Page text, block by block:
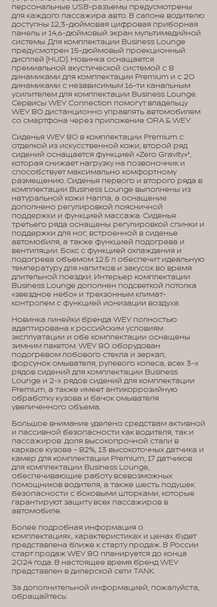
персональные USB-разъемы предусмотрены
для каждого пассажира авто. В салоне водителю
доступны 12,3-дюймовая цифровая приборная
панель и 14,6-дюймовый экран мультимедийной
системы. Для комплектации Business Lounge
предусмотрен 15-дюймовый проекционный
дисплей (HUD). Новинка оснащается
премиальной акустической системой с 8
динамиками для комплектации Premium и с 20
динамиками с независимым 16-ти канальным
усилителем для комплектации Business Lounge.
Сервисы WEY Connection помогут владельцу
WEY 80 дистанционно управлять автомобилем
со смартфона через приложение ORA & WEY.
Сиденья WEY 80 в комплектации Premium с
отделкой из искусственной кожи, второй ряд
сидений оснащается функцией «Zero Gravity»¹,
которая снижает нагрузку на позвоночник и
способствует максимально комфортному
размещению. Сиденья первого и второго ряда в
комплектации Business Lounge выполнены из
натуральной кожи Наппа, а оснащение
дополнено регулировкой поясничной
поддержки и функцией массажа. Сиденья
третьего ряда оснащены регулировкой спинки и
поддержки для ног, встроенной в сиденье
автомобиля, а также функцией подогрева и
вентиляции. Бокс с функцией охлаждения и
подогрева объемом 12.5 л обеспечит идеальную
температуру для напитков и закусок во время
длительной поездки. Интерьер комплектации
Business Lounge дополнен подсветкой потолка
«звездное небо» и трехзонным климат-
контролем с функцией ионизации воздуха.
Новинка линейки бренда WEY полностью
адаптирована к российским условиям
эксплуатации и обе комплектации оснащены
зимним пакетом. WEY 80 оборудован
подогревом лобового стекла и зеркал,
форсунок омывателя, рулевого колеса, всех 3-х
рядов сидений для комплектации Business
Lounge и 2-х рядов сидений для комплектации
Premium, а также имеет антикоррозийную
обработку кузова и бачок омывателя
увеличенного объема.
Большое внимание уделено средствам активной
и пассивной безопасности как водителя, так и
пассажиров: доля высокопрочной стали в
каркасе кузова - 82%, 13 высокоточных датчика и
камер для комплектации Premium, 17 датчиков
для комплектации Business Lounge,
обеспечивающие работу всевозможных
помощников водителя, а также шесть подушек
безопасности с боковыми шторками, которые
гарантируют защиту всех пассажиров в
автомобиле.
Более подробная информация о
комплектациях, характеристиках и ценах будет
представлена ближе к старту продаж. В России
старт продаж WEY 80 планируется до конца
2024 года. В настоящее время бренд WEY
представлен в дилерской сети TANK.
За дополнительной информацией, пожалуйста,
обращайтесь: